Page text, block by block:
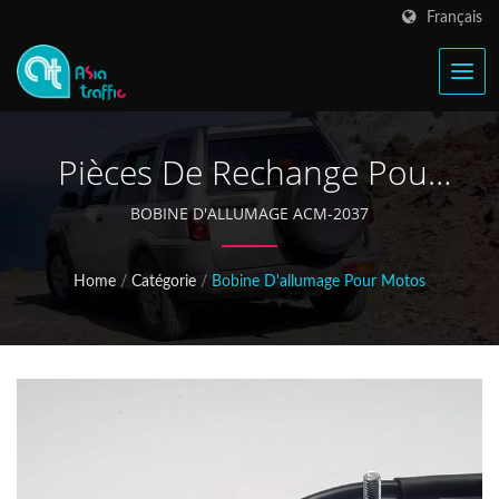
Français
Pièces De Rechange Pour
Motos, Système
D'allumage Pour Motos
BOBINE D'ALLUMAGE ACM-2037
Home / Catégorie / Bobine D'allumage Pour Motos